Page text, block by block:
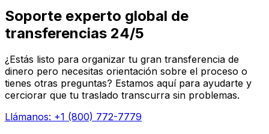
Soporte experto global de
transferencias 24/5
¿Estás listo para organizar tu gran transferencia de
dinero pero necesitas orientación sobre el proceso o
tienes otras preguntas? Estamos aquí para ayudarte y
cerciorar que tu traslado transcurra sin problemas.
Llámanos: +1 (800) 772-7779